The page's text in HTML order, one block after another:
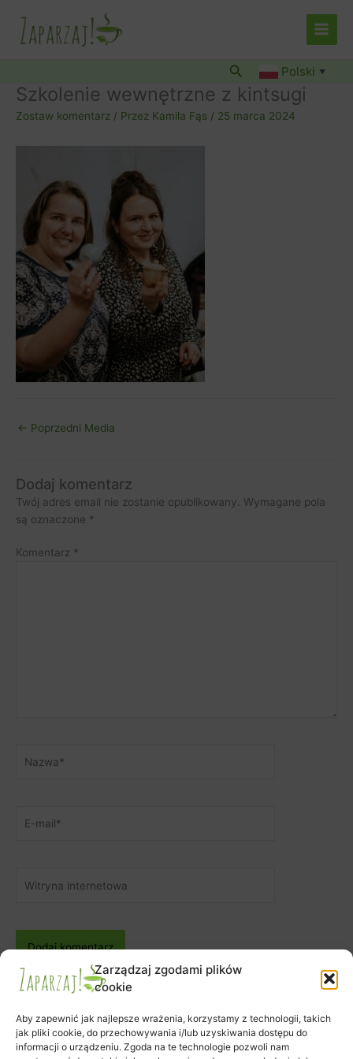
Zarządzaj zgodami plików
cookie
Aby zapewnić jak najlepsze wrażenia, korzystamy z technologii, takich
jak pliki cookie, do przechowywania i/lub uzyskiwania dostępu do
informacji o urządzeniu. Zgoda na te technologie pozwoli nam
treści
Szukaj Polski ▼
Szkolenie wewnętrzne z kintsugi
Zostaw komentarz / Przez Kamila Fąs / 25 marca 2024
← Poprzedni Media
Dodaj komentarz
Twój adres email nie zostanie opublikowany.
Wymagane pola
są oznaczone *
Komentarz *
mail*
internetowa